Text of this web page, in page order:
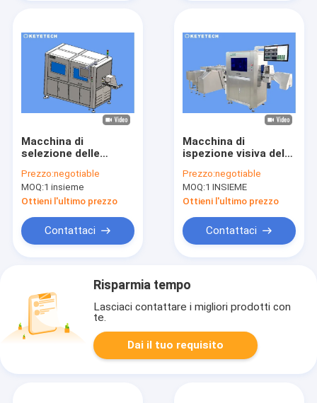
Macchina di
selezione delle
alte prestazioni
Prezzo:negotiable
MOQ:1 insieme
Ottieni l'ultimo prezzo
Contattaci
Macchina di
ispezione visiva del
chiusura CR prima
della sigillatura a
induzione del tappo
Prezzo:negotiable
MOQ:1 INSIEME
Ottieni l'ultimo prezzo
Contattaci
Risparmia tempo
Lasciaci contattare i migliori prodotti con
te.
Dai il tuo requisito